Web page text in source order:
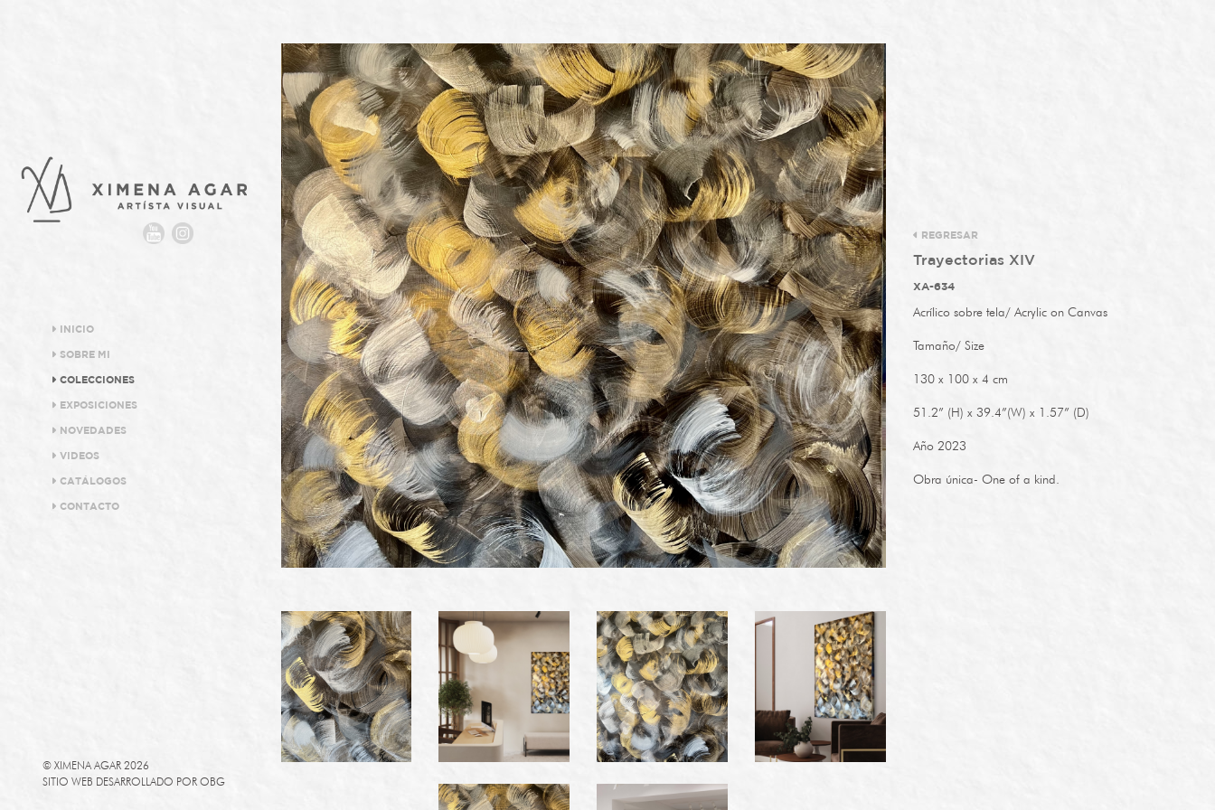
INICIO
SOBRE MI
COLECCIONES
EXPOSICIONES
NOVEDADES
VIDEOS
CATÁLOGOS
CONTACTO
REGRESAR
Trayectorias XIV
XA-634
Acrílico sobre tela/ Acrylic on Canvas
Tamaño/ Size
130 x 100 x 4 cm
51.2” (H) x 39.4”(W) x 1.57” (D)
Año 2023
Obra única- One of a kind.
© XIMENA AGAR 2026
SITIO WEB DESARROLLADO POR OBG